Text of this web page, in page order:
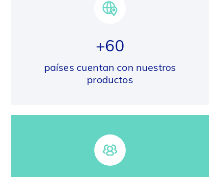
+60
países cuentan con nuestros
productos